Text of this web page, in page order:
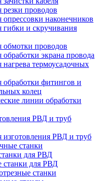
резки проводов
опрессовки наконечников
гибки и скручивания
обмотки проводов
обработки экрана провода
нагрева термоусадочных
обработки фитингов и
колец
линии обработки
РВД и труб
изготовления РВД и труб
станки
для РВД
станки для РВД
станки